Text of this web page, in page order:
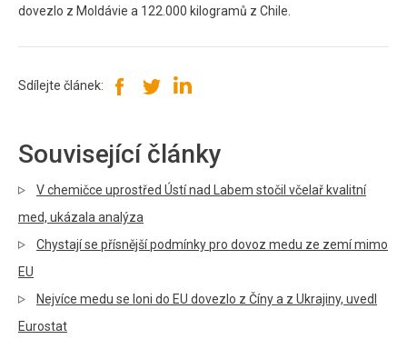
dovezlo z Moldávie a 122.000 kilogramů z Chile.
Sdílejte článek:
Související články
V chemičce uprostřed Ústí nad Labem stočil včelař kvalitní
med, ukázala analýza
Chystají se přísnější podmínky pro dovoz medu ze zemí mimo
EU
Nejvíce medu se loni do EU dovezlo z Číny a z Ukrajiny, uvedl
Eurostat